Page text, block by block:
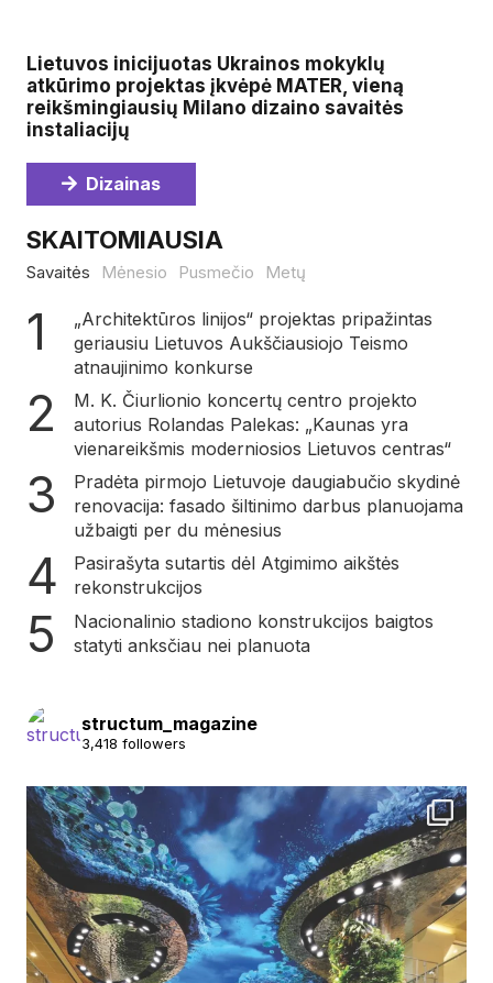
Lietuvos inicijuotas Ukrainos mokyklų
atkūrimo projektas įkvėpė MATER, vieną
reikšmingiausių Milano dizaino savaitės
instaliacijų
Dizainas
SKAITOMIAUSIA
Savaitės Mėnesio Pusmečio Metų
„Architektūros linijos“ projektas pripažintas
geriausiu Lietuvos Aukščiausiojo Teismo
atnaujinimo konkurse
M. K. Čiurlionio koncertų centro projekto
autorius Rolandas Palekas: „Kaunas yra
vienareikšmis moderniosios Lietuvos centras“
Pradėta pirmojo Lietuvoje daugiabučio skydinė
renovacija: fasado šiltinimo darbus planuojama
užbaigti per du mėnesius
Pasirašyta sutartis dėl Atgimimo aikštės
rekonstrukcijos
Nacionalinio stadiono konstrukcijos baigtos
statyti anksčiau nei planuota
structum_magazine
3,418 followers